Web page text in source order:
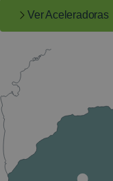
Ver Aceleradoras